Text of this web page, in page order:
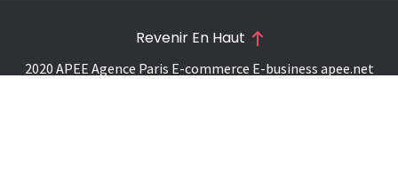
2020 APEE Agence Paris E-commerce E-business apee.net
Revenir En Haut